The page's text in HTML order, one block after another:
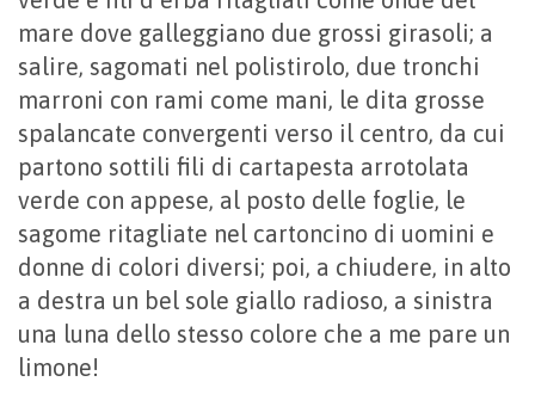
mare dove galleggiano due grossi girasoli; a
salire, sagomati nel polistirolo, due tronchi
marroni con rami come mani, le dita grosse
spalancate convergenti verso il centro, da cui
partono sottili fili di cartapesta arrotolata
verde con appese, al posto delle foglie, le
sagome ritagliate nel cartoncino di uomini e
donne di colori diversi; poi, a chiudere, in alto
a destra un bel sole giallo radioso, a sinistra
una luna dello stesso colore che a me pare un
limone!